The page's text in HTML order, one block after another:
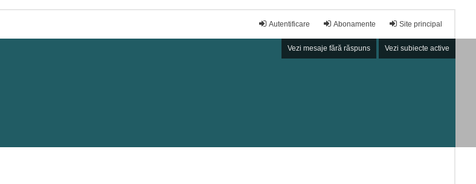
Site principal
Abonamente
Autentificare
Vezi mesaje fără răspuns Vezi subiecte active